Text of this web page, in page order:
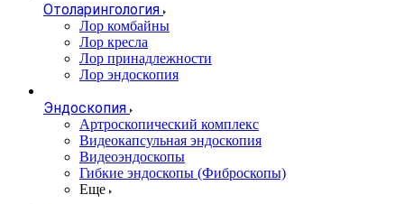
Отоларингология
Лор комбайны
Лор кресла
Лор принадлежности
Лор эндоскопия
Эндоскопия
Артроскопический комплекс
Видеокапсульная эндоскопия
Видеоэндоскопы
Гибкие эндоскопы (Фиброcкопы)
Еще